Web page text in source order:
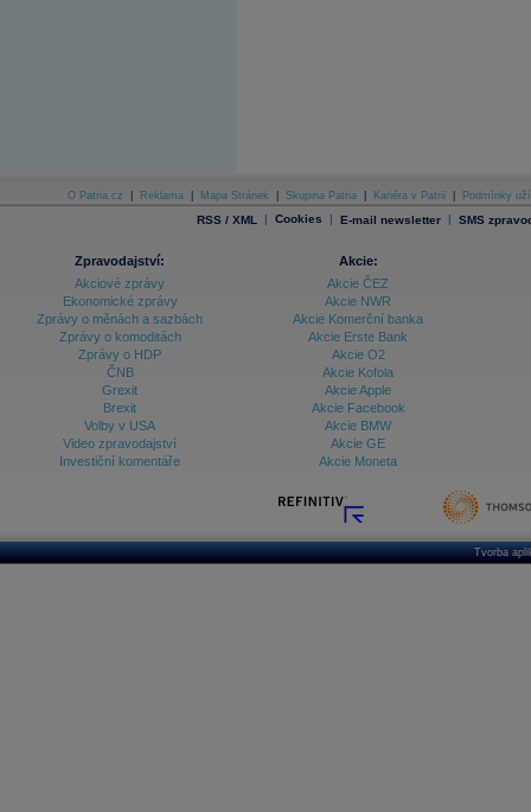
O Patria.cz Reklama Mapa Stránek Skupina Patria Kariéra v Patrii Podmínky
RSS / XML | Cookies | E-mail newsletter | SMS
Zpravodajství:
Akciové zprávy
Ekonomické zprávy
Zprávy o měnách a sazbách
Zprávy o komoditách
Zprávy o HDP
ČNB
Grexit
Brexit
Volby v USA
Video zpravodajství
Investiční komentáře
Akcie:
Akcie ČEZ
Akcie NWR
Akcie Komerční banka
Akcie Erste Bank
Akcie O2
Akcie Kofola
Akcie Apple
Akcie Facebook
Akcie BMW
Akcie GE
Akcie Moneta
Tvorba